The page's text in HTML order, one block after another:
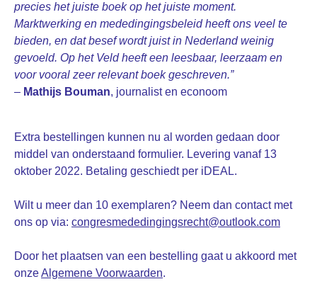
precies het juiste boek op het juiste moment.
Marktwerking en mededingingsbeleid heeft ons veel te
bieden, en dat besef wordt juist in Nederland weinig
gevoeld. Op het Veld heeft een leesbaar, leerzaam en
voor vooral zeer relevant boek geschreven.”
– Mathijs Bouman, journalist en econoom
Extra bestellingen kunnen nu al worden gedaan door
middel van onderstaand formulier. Levering vanaf 13
oktober 2022. Betaling geschiedt per iDEAL.
Wilt u meer dan 10 exemplaren? Neem dan contact met
ons op via: congresmededingingsrecht@outlook.com
Door het plaatsen van een bestelling gaat u akkoord met
onzeAlgemene Voorwaarden.